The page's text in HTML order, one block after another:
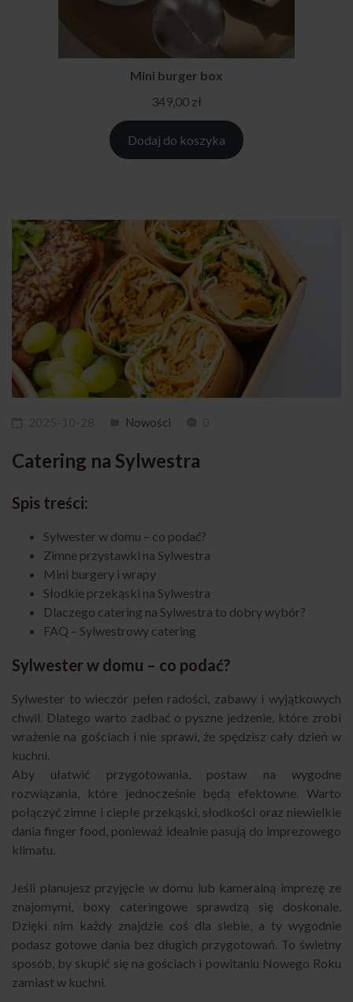
Mini burger box
349,00 zł
Dodaj do koszyka
Nowości
Catering na Sylwestra
Spis treści:
Sylwester w domu – co podać?
Zimne przystawki na Sylwestra
Mini burgery i wrapy
Słodkie przekąski na Sylwestra
Dlaczego catering na Sylwestra to dobry wybór?
FAQ – Sylwestrowy catering
Sylwester w domu – co podać?
Sylwester to wieczór pełen radości, zabawy i wyjątkowych
chwil. Dlatego warto zadbać o pyszne jedzenie, które zrobi
wrażenie na gościach i nie sprawi, że spędzisz cały dzień w
kuchni.
Aby ułatwić przygotowania, postaw na wygodne
rozwiązania, które jednocześnie będą efektowne. Warto
połączyć zimne i ciepłe przekąski, słodkości oraz niewielkie
dania finger food, ponieważ idealnie pasują do imprezowego
klimatu.
Jeśli planujesz przyjęcie w domu lub kameralną imprezę ze
znajomymi, boxy cateringowe sprawdzą się doskonale.
Dzięki nim każdy znajdzie coś dla siebie, a ty wygodnie
podasz gotowe dania bez długich przygotowań. To świetny
sposób, by skupić się na gościach i powitaniu Nowego Roku
zamiast w kuchni.